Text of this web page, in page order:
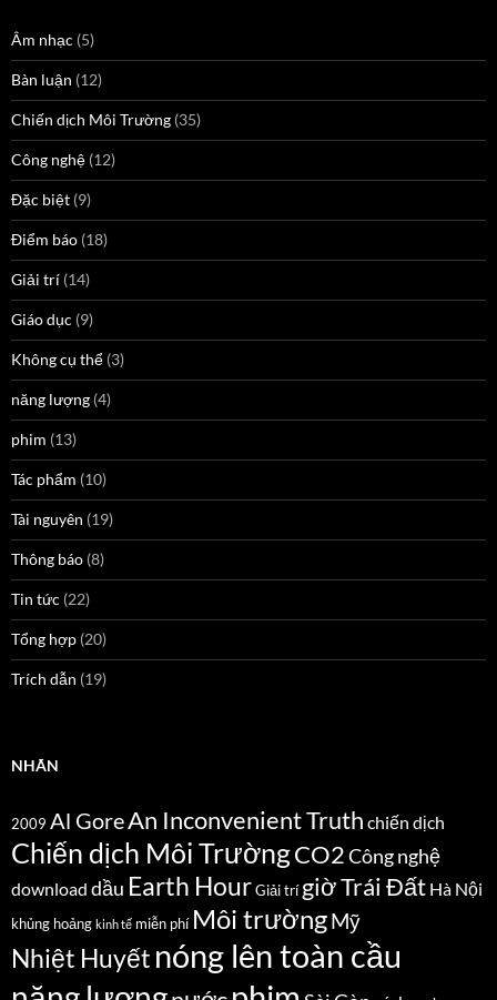
Âm nhạc (5)
Bàn luận (12)
Chiến dịch Môi Trường (35)
Công nghệ (12)
Đặc biệt (9)
Điểm báo (18)
Giải trí (14)
Giáo dục (9)
Không cụ thể (3)
năng lượng (4)
phim (13)
Tác phẩm (10)
Tài nguyên (19)
Thông báo (8)
Tin tức (22)
Tổng hợp (20)
Trích dẫn (19)
NHÃN
2009 Al GoreAn Inconvenient Truth chiến dịch
Chiến dịch Môi TrườngCO2Công nghệ
download dầu Earth HourGiải trí giờ Trái Đất Hà Nội
khủng hoảng kinh tế miễn phí Môi trườngMỹ
Nhiệt Huyết nóng lên toàn cầu